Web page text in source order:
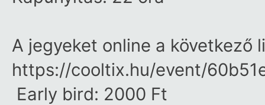
A jegyeket online a következő
https://cooltix.hu/event/
Early bird: 2000 Ft